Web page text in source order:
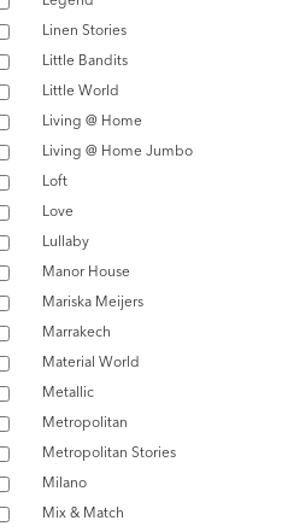
Linen Stories
Little Bandits
Little World
Living @ Home
Living @ Home Jumbo
Loft
Love
Lullaby
Manor House
Mariska Meijers
Marrakech
Material World
Metallic
Metropolitan
Metropolitan Stories
Milano
Mix & Match